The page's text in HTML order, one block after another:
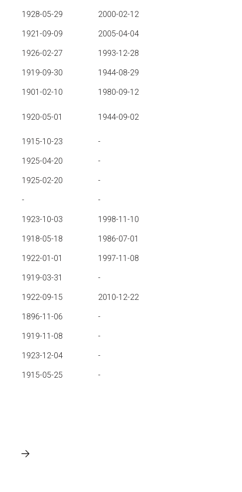
1928-05-29 2000-02-12
1921-09-09 2005-04-04
1926-02-27 1993-12-28
1919-09-30 1944-08-29
1901-02-10
1980-09-12
1920-05-01 1944-09-02
1915-10-23 -
1925-04-20 -
1925-02-20 -
- -
1923-10-03 1998-11-10
1918-05-18 1986-07-01
1922-01-01 1997-11-08
1919-03-31 -
1922-09-15 2010-12-22
1896-11-06 -
1919-11-08 -
1923-12-04 -
1915-05-25 -